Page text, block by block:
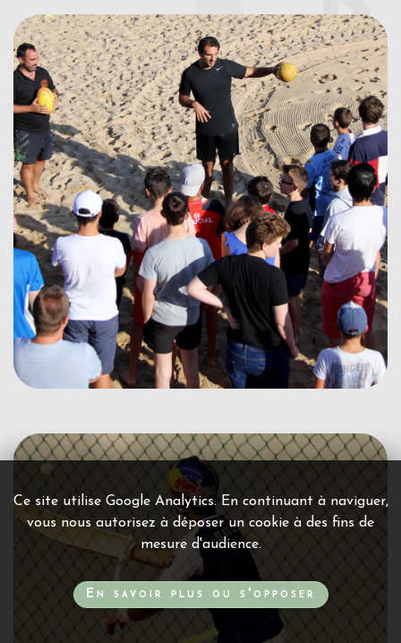
Ce site utilise Google Analytics. En continuant à naviguer,
vous nous autorisez à déposer un cookie à des fins de
mesure d'audience.
En savoir plus ou s'opposer